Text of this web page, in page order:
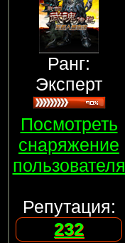
Ранг:
Эксперт
Посмотреть
снаряжение
пользователя
Репутация:
232